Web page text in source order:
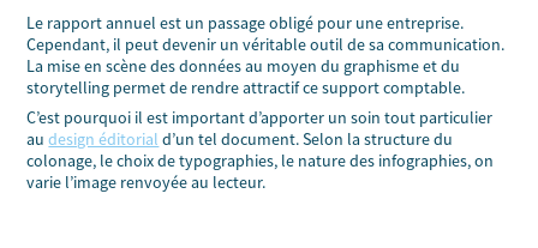
Le rapport annuel est un passage obligé pour une entreprise.
Cependant, il peut devenir un véritable outil de sa communication.
La mise en scène des données au moyen du graphisme et du
storytelling permet de rendre attractif ce support comptable.
C’est pourquoi il est important d’apporter un soin tout particulier
audesign éditorial d’un tel document. Selon la structure du
colonage, le choix de typographies, le nature des infographies, on
varie l’image renvoyée au lecteur.